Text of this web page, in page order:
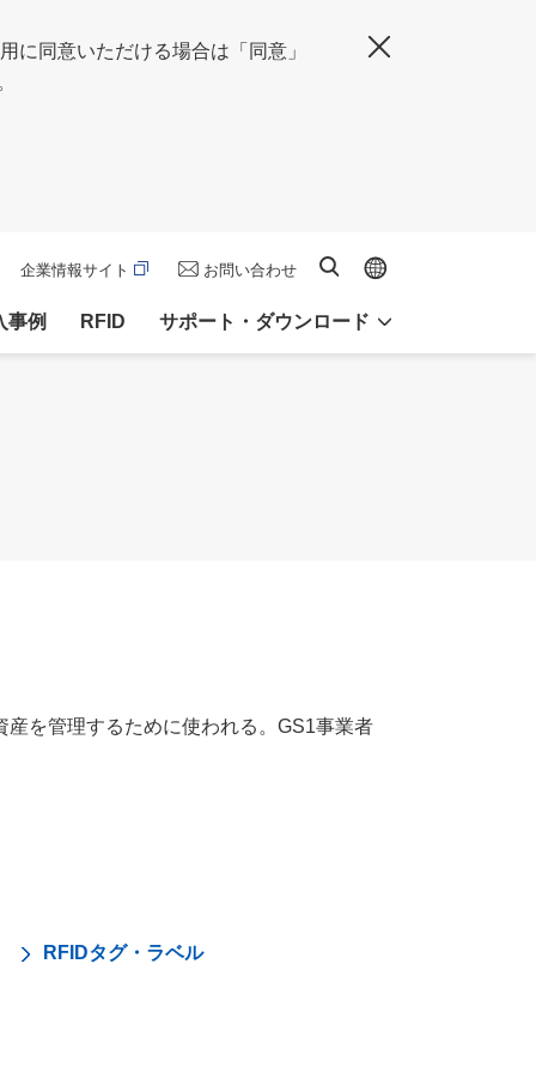
に同意いただける場合は「同意」
事例 RFID サポート・ダウンロード
企業情報サイト お問い合わせ サイト内検索
を管理するために使われる。GS1事業者
RFIDタグ・ラベル